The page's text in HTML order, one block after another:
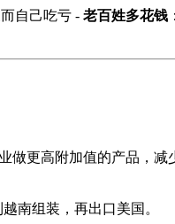
自己吃亏 - 老百姓多花钱
做更高附加值的产品，减
南组装，再出口美国。